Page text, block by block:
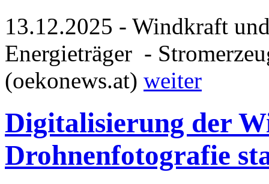
13.12.2025 - Windkraft
Energieträger -
(oekonews.at) weiter
Digitalisierung der
Drohnenfotografie